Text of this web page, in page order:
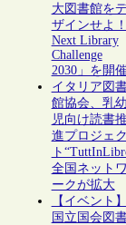
大図書館を
ザインせよ！
Next Library
Challenge
2030」を開
イタリア図
館協会、乳幼
児向け読書推
進プロジェク
ト
全国ネットワ
ークが拡大
【イベント】
国立国会図